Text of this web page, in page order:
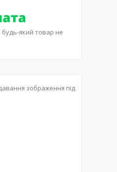
будь-який товар не
зображення під